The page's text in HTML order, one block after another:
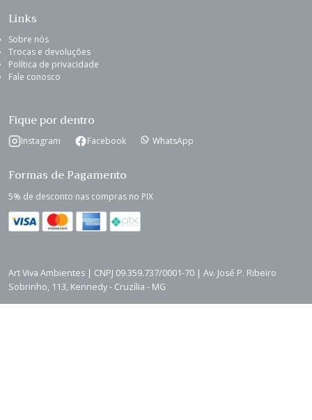
Links
Sobre nós
Trocas e devoluções
Política de privacidade
Fale conosco
Fique por dentro
Instagram Facebook WhatsApp
Formas de Pagamento
5% de desconto nas compras no PIX
Art Viva Ambientes | CNPJ 09.359.737/0001-70 | Av. José P. Ribeiro
Sobrinho, 113, Kennedy - Cruzília - MG